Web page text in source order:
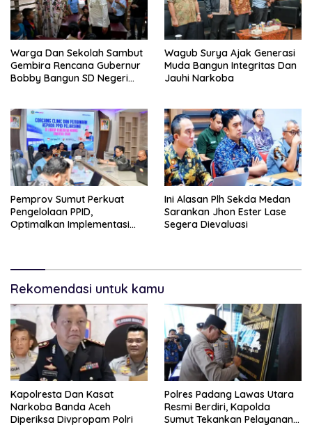
Warga Dan Sekolah Sambut
Gembira Rencana Gubernur
Bobby Bangun SD Negeri
Wagub Surya Ajak Generasi
Muda Bangun Integritas Dan
Jauhi Narkoba
Pemprov Sumut Perkuat
Pengelolaan PPID,
Optimalkan Implementasi
Ini Alasan Plh Sekda Medan
Sarankan Jhon Ester Lase
Segera Dievaluasi
Rekomendasi untuk kamu
Kapolresta Dan Kasat
Narkoba Banda Aceh
Diperiksa Divpropam Polri
Polres Padang Lawas Utara
Resmi Berdiri, Kapolda
Sumut Tekankan Pelayanan